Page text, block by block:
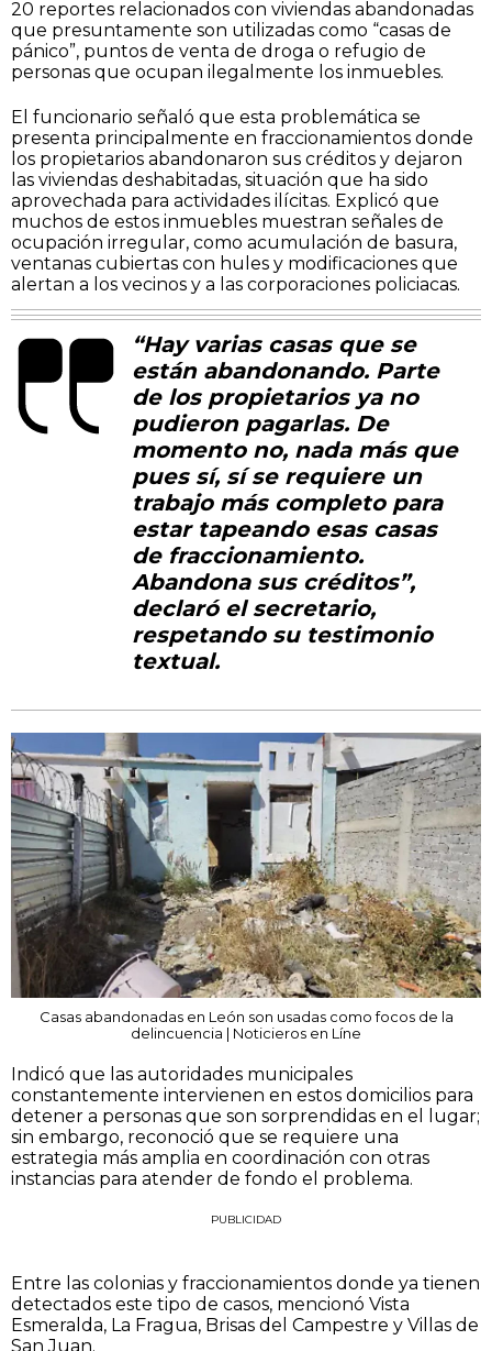
20 reportes relacionados con viviendas abandonadas
que presuntamente son utilizadas como “casas de
pánico”, puntos de venta de droga o refugio de
personas que ocupan ilegalmente los inmuebles.
El funcionario señaló que esta problemática se
presenta principalmente en fraccionamientos donde
los propietarios abandonaron sus créditos y dejaron
las viviendas deshabitadas, situación que ha sido
aprovechada para actividades ilícitas. Explicó que
muchos de estos inmuebles muestran señales de
ocupación irregular, como acumulación de basura,
ventanas cubiertas con hules y modificaciones que
alertan a los vecinos y a las corporaciones policiacas.
“Hay varias casas que se
están abandonando. Parte
de los propietarios ya no
pudieron pagarlas. De
momento no, nada más que
pues sí, sí se requiere un
trabajo más completo para
estar tapeando esas casas
de fraccionamiento.
Abandona sus créditos”,
declaró el secretario,
respetando su testimonio
textual.
Casas abandonadas en León son usadas como focos de la
delincuencia | Noticieros en Líne
Indicó que las autoridades municipales
constantemente intervienen en estos domicilios para
detener a personas que son sorprendidas en el lugar;
sin embargo, reconoció que se requiere una
estrategia más amplia en coordinación con otras
instancias para atender de fondo el problema.
PUBLICIDAD
Entre las colonias y fraccionamientos donde ya tienen
detectados este tipo de casos, mencionó Vista
Esmeralda, La Fragua, Brisas del Campestre y Villas de
San Juan.